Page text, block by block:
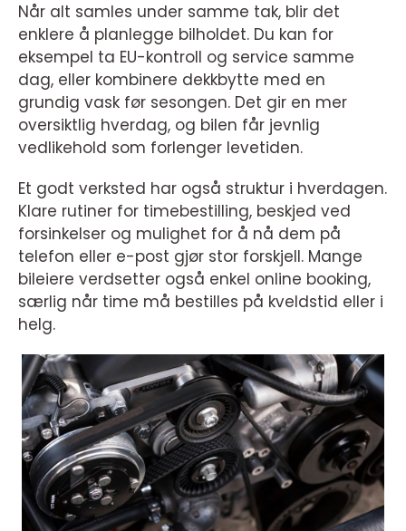
Når alt samles under samme tak, blir det
enklere å planlegge bilholdet. Du kan for
eksempel ta EU-kontroll og service samme
dag, eller kombinere dekkbytte med en
grundig vask før sesongen. Det gir en mer
oversiktlig hverdag, og bilen får jevnlig
vedlikehold som forlenger levetiden.
Et godt verksted har også struktur i hverdagen.
Klare rutiner for timebestilling, beskjed ved
forsinkelser og mulighet for å nå dem på
telefon eller e-post gjør stor forskjell. Mange
bileiere verdsetter også enkel online booking,
særlig når time må bestilles på kveldstid eller i
helg.